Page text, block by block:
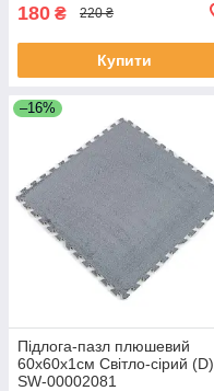
180 ₴ 220 ₴
Купити
–16%
Підлога-пазл плюшевий
60х60х1см Світло-сірий (D)
SW-00002081